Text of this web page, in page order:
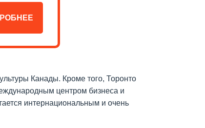
Канады. Кроме того, Торонто
центром бизнеса и
интернациональным и очень